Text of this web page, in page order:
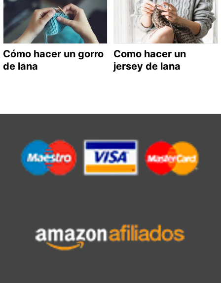
Cómo hacer un gorro
de lana
Como hacer un
jersey de lana